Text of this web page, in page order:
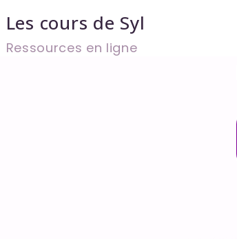
au
contenu
Les cours de Syl
Ressources en ligne